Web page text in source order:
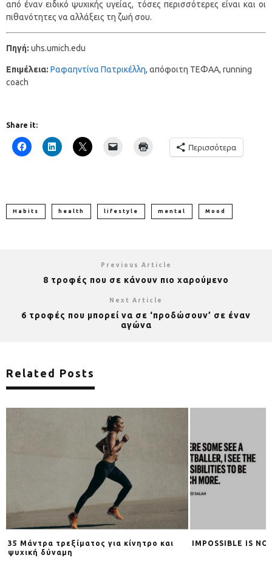
από έναν ειδικό ψυχικής υγείας, τόσες περισσότερες είναι και οι
πιθανότητες να αλλάξεις τη ζωή σου.
Πηγή: uhs.umich.edu
Επιμέλεια: Ραφαηντίνα Πατρικέλλη, απόφοιτη ΤΕΦΑΑ, running
coach
Share it:
Περισσότερα
Habits health lifestyle mental Mood
Previous Article
8 τροφές που σε κάνουν πιο χαρούμενο
Next Article
6 τροφές που μπορεί να σε ‘προδώσουν’ σε έναν
αγώνα
Related Posts
35 Μάντρα τρεξίματος για κίνητρο και
ψυχική δύναμη
IMPOSSIBLE IS